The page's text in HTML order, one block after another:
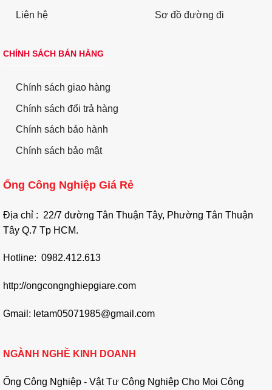
Liên hệ Sơ đồ đường đi
CHÍNH SÁCH BÁN HÀNG
Chính sách giao hàng
Chính sách đổi trả hàng
Chính sách bảo hành
Chính sách bảo mật
Ống Công Nghiệp Giá Rẻ
Địa chỉ : 22/7 đường Tân Thuận Tây, Phường Tân Thuận
Tây Q.7 Tp HCM.
Hotline: 0982.412.613
http://ongcongnghiepgiare.com
Gmail: letam05071985@gmail.com
NGÀNH NGHỀ KINH DOANH
Ống Công Nghiệp - Vật Tư Công Nghiệp Cho Mọi Công